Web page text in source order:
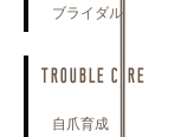
ブライダル
TROUBLE CARE
自爪育成